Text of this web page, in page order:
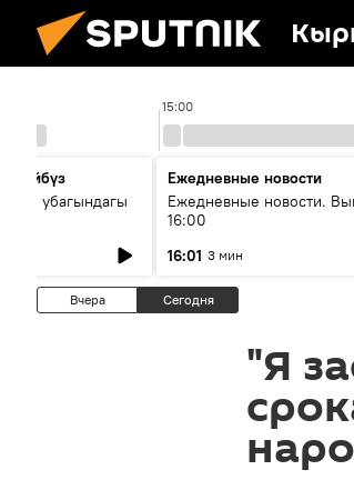
15:00
өз убагындагы
Ежедневные новости
Ежедневные новости.
16:00
16:01 3 мин
Вчера Сегодня
"Я